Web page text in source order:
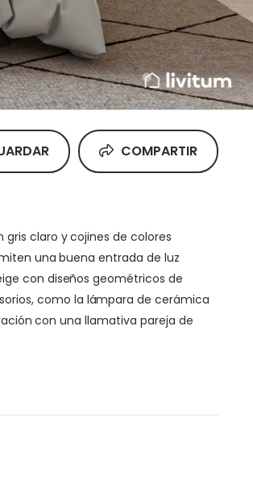
COMPARTIR
claro y cojines de colores
una buena entrada de luz
con diseños geométricos de
como la lámpara de cerámica
con una llamativa pareja de